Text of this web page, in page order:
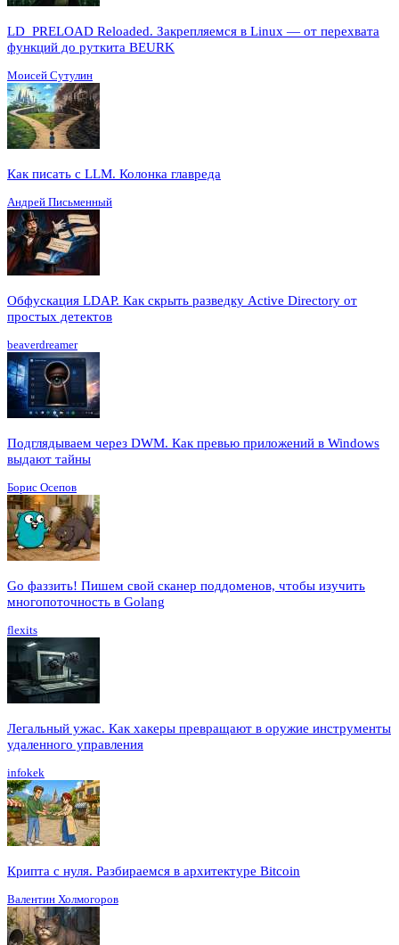
LD_PRELOAD Reloaded. Закрепляемся в Linux — от перехвата
функций до руткита BEURK
Моисей Сутулин
Как писать с LLM. Колонка главреда
Андрей Письменный
Обфускация LDAP. Как скрыть разведку Active Directory от
простых детектов
beaverdreamer
Подглядываем через DWM. Как превью приложений в Windows
выдают тайны
Борис Осепов
Go фаззить! Пишем свой сканер поддоменов, чтобы изучить
многопоточность в Golang
flexits
Легальный ужас. Как хакеры превращают в оружие инструменты
удаленного управления
infokek
Крипта с нуля. Разбираемся в архитектуре Bitcoin
Валентин Холмогоров